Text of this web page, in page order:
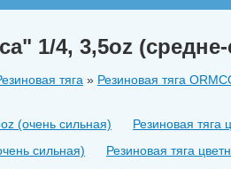
1/4, 3,5oz
тяга » Резиновая тяга
(очень сильная)
Резиновая тяга
сильная)
Резиновая тяга